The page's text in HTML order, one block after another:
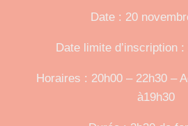
Date : 20
Date limite d’inscription
Horaires : 20h00 – 22h30 –
à19h30